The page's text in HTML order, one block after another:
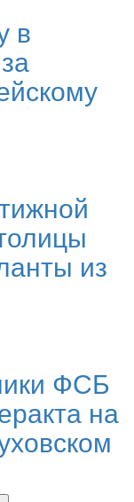
в
из
ФСБ
на